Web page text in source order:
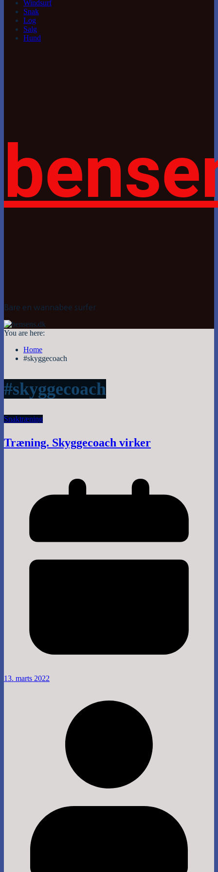
Windsurf
Snak
Log
Salg
Hund
Bare en wannabee surfer
You are here:
Home
#skyggecoach
#skyggecoach
Snaktræning
Træning. Skyggecoach virker
13. marts 2022